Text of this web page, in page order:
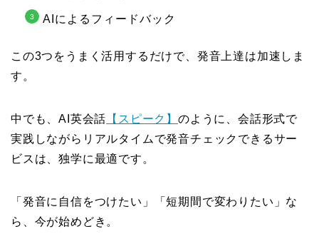
AIによるフィードバック
この3つをうまく活用するだけで、発音上達は加速しま
す。
中でも、AI英会話 【スピーク】のように、会話形式で
実践しながらリアルタイムで発音チェックできるサー
ビスは、独学に最適です。
「発音に自信をつけたい」「短期間で変わりたい」な
ら、今が始めどき。